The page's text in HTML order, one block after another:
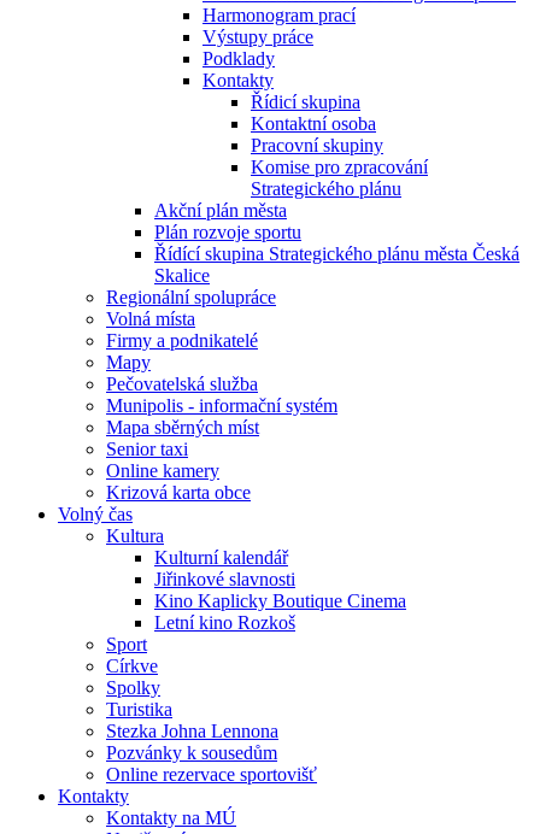
Harmonogram prací
Výstupy práce
Podklady
Kontakty
Řídicí skupina
Kontaktní osoba
Pracovní skupiny
Komise pro zpracování
Strategického plánu
Akční plán města
Plán rozvoje sportu
Řídící skupina Strategického plánu města Česká
Skalice
Regionální spolupráce
Volná místa
Firmy a podnikatelé
Mapy
Pečovatelská služba
Munipolis - informační systém
Mapa sběrných míst
Senior taxi
Online kamery
Krizová karta obce
Volný čas
Kultura
Kulturní kalendář
Jiřinkové slavnosti
Kino Kaplicky Boutique Cinema
Letní kino Rozkoš
Sport
Církve
Spolky
Turistika
Stezka Johna Lennona
Pozvánky k sousedům
Online rezervace sportovišť
Kontakty
Kontakty na MÚ